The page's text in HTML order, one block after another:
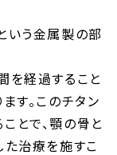
いう金属製の部
を経過すること
す。このチタン
とで、顎の骨と
た治療を施すこ